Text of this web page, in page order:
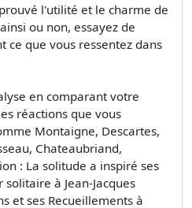
l'utilité et le charme de
ou non, essayez de
ce que vous ressentez dans
en comparant votre
réactions que vous
Montaigne, Descartes,
Chateaubriand,
: La solitude a inspiré ses
à Jean-Jacques
et ses Recueillements à